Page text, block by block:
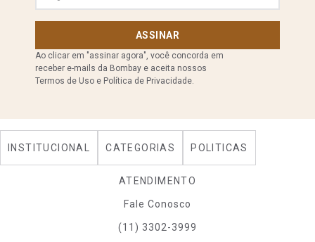
ASSINAR
Ao clicar em "assinar agora", você concorda em
receber e-mails da Bombay e aceita nossos
Termos de Uso e Política de Privacidade.
INSTITUCIONAL CATEGORIAS POLITICAS
ATENDIMENTO
Fale Conosco
(11) 3302-3999